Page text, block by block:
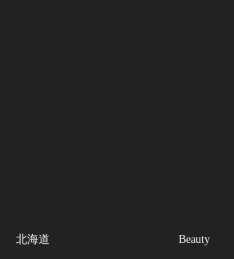
北海道 Beauty